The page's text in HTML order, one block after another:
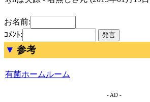
お名前:
ｺﾒﾝﾄ:
参考
有菌ホームルーム
- AD -